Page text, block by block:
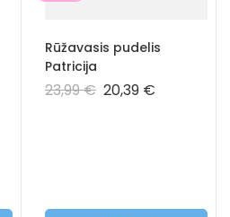
Rūžavasis pudelis
Patricija
23,99€ 20,39 €